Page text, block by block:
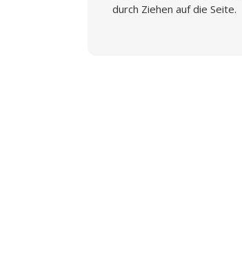
durch Ziehen auf die Seite.